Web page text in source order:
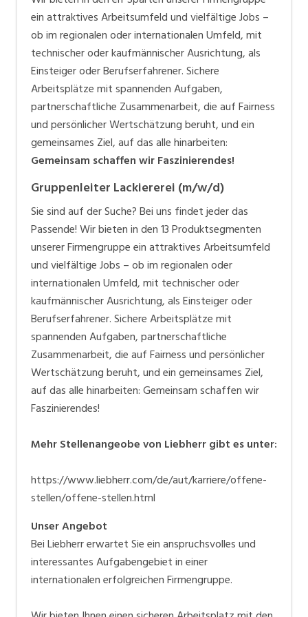
ein attraktives Arbeitsumfeld und vielfältige Jobs –
ob im regionalen oder internationalen Umfeld, mit
technischer oder kaufmännischer Ausrichtung, als
Einsteiger oder Berufserfahrener. Sichere
Arbeitsplätze mit spannenden Aufgaben,
partnerschaftliche Zusammenarbeit, die auf Fairness
und persönlicher Wertschätzung beruht, und ein
gemeinsames Ziel, auf das alle hinarbeiten:
Gemeinsam schaffen wir Faszinierendes!
Gruppenleiter Lackiererei (m/w/d)
Sie sind auf der Suche? Bei uns findet jeder das
Passende! Wir bieten in den 13 Produktsegmenten
unserer Firmengruppe ein attraktives Arbeitsumfeld
und vielfältige Jobs – ob im regionalen oder
internationalen Umfeld, mit technischer oder
kaufmännischer Ausrichtung, als Einsteiger oder
Berufserfahrener. Sichere Arbeitsplätze mit
spannenden Aufgaben, partnerschaftliche
Zusammenarbeit, die auf Fairness und persönlicher
Wertschätzung beruht, und ein gemeinsames Ziel,
auf das alle hinarbeiten: Gemeinsam schaffen wir
Faszinierendes!
Mehr Stellenangeobe von Liebherr gibt es unter:
https://www.liebherr.com/de/aut/karriere/offene-
stellen/offene-stellen.html
Unser Angebot
Bei Liebherr erwartet Sie ein anspruchsvolles und
interessantes Aufgabengebiet in einer
internationalen erfolgreichen Firmengruppe.